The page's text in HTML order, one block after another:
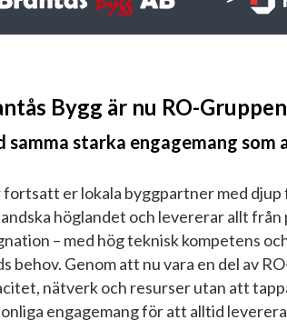
Bygg är nu RO-
samma starka engagemang som
fortsatt er lokala byggpartner med
höglandet och levererar allt
– med hög teknisk kompetens
behov. Genom att nu vara en del av
nätverk och resurser utan att
engagemang för att alltid